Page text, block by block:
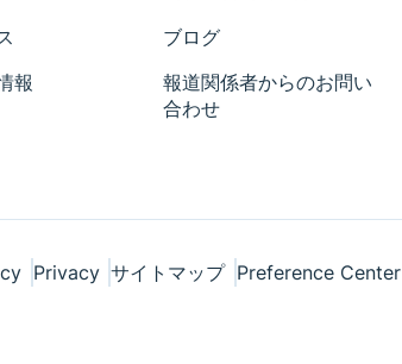
報
ブログ
報道関係者からのお問い
合わせ
Privacy サイトマップ Preference Center